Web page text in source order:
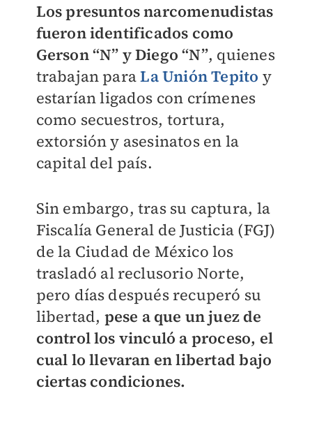
Los presuntos narcomenudistas
fueron identificados como
Gerson “N” y Diego “N”, quienes
trabajan paraLa Unión Tepito y
estarían ligados con crímenes
como secuestros, tortura,
extorsión y asesinatos en la
capital del país.
Sin embargo, tras su captura, la
Fiscalía General de Justicia (FGJ)
de la Ciudad de México los
trasladó al reclusorio Norte,
pero días después recuperó su
libertad, pese a que un juez de
control los vinculó a proceso, el
cual lo llevaran en libertad bajo
ciertas condiciones.